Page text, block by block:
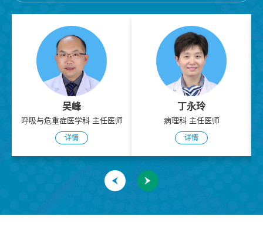
与危重症医学科 主任医师 病理科 主任医师